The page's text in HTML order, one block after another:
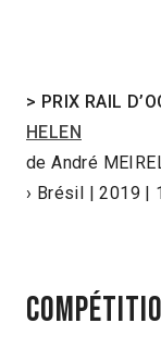
> PRIX RAIL
HELEN
de André
› Brésil | 2019 |